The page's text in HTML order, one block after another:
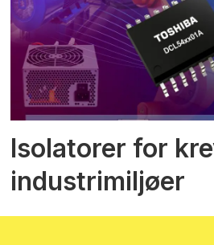
Isolatorer for
industrimiljøer